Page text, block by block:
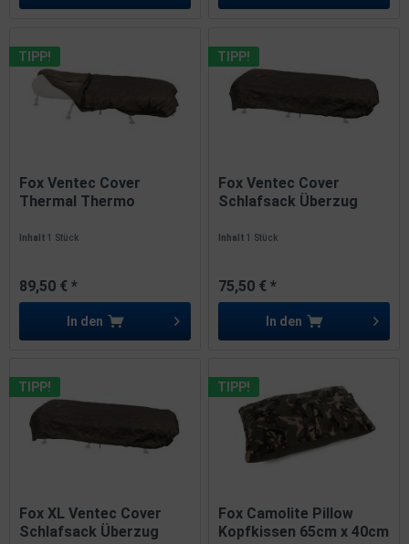
TIPP!
Fox Ventec Cover
Thermal Thermo
Inhalt1 Stück
89,50 € *
In den
TIPP!
Fox Ventec Cover
Schlafsack Überzug
Inhalt1 Stück
75,50 € *
In den
TIPP!
Fox XL Ventec Cover
Schlafsack Überzug
TIPP!
Fox Camolite Pillow
Kopfkissen 65cm x 40cm